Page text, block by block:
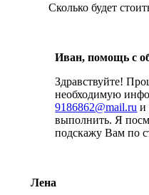
Сколько будет
Иван, помощь с
Здравствуйте!
необходимую
9186862@mail.ru и
выполнить. Я
подскажу Вам по
Лена